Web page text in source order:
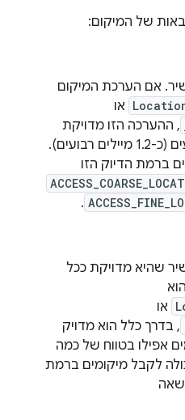
אם הערכת המיקום
או
, ההערכה הזו מדויקת
בטווח של כ-3 קילומטרים רבועים (כ-1.2 מיילים רבועים).
ברמת הדיוק הזו
.
שהיא מדויקת ככל
או
, בדרך כלל הוא מדויק
ולפעמים אפילו בטווח של כמה
לקבל מיקומים ברמת